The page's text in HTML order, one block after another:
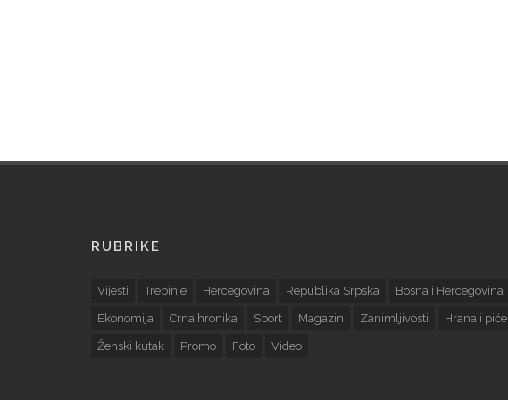
RUBRIKE
Vijesti Trebinje Hercegovina Republika Srpska Bosna i Hercegovina
Ekonomija Crna hronika Sport Magazin Zanimljivosti Hrana i piće
Ženski kutak Promo Foto Video